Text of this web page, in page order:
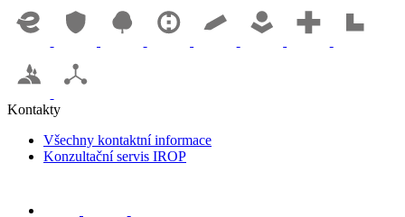
Kontakty
Všechny kontaktní informace
Konzultační servis IROP